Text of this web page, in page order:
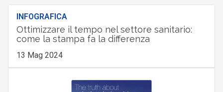
INFOGRAFICA
Ottimizzare il tempo nel settore sanitario:
come la stampa fa la differenza
13 Mag 2024